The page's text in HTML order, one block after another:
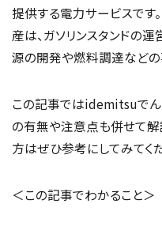
提供する電力サービスで
産は、ガソリンスタンドの
源の開発や燃料調達などの
この記事ではidemitsuでん
の有無や注意点も併せて解
方はぜひ参考にしてみてく
＜この記事でわかること＞